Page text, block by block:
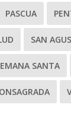
PASCUA
SAN
SANTA